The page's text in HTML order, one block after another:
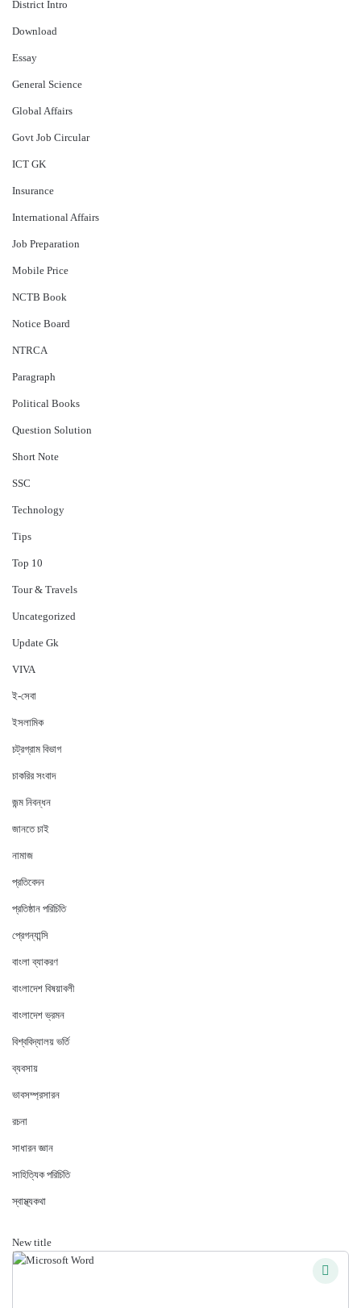
District Intro
Download
Essay
General Science
Global Affairs
Govt Job Circular
ICT GK
Insurance
International Affairs
Job Preparation
Mobile Price
NCTB Book
Notice Board
NTRCA
Paragraph
Political Books
Question Solution
Short Note
‍SSC
Technology
Tips
Top 10
Tour & Travels
Uncategorized
Update Gk
VIVA
ই-সেবা
ইসলামিক
চট্রগ্রাম বিভাগ
চাকরির সংবাদ
জন্ম নিবন্ধন
জানতে চাই
নামাজ
প্রতিবেদন
প্রতিষ্ঠান পরিচিতি
প্রেগন্যান্সি
বাংলা ব্যাকরণ
বাংলাদেশ বিষয়াবলী
বাংলাদেশ ভ্রমন
বিশ্ববিদ্যালয় ভর্তি
ব্যবসায়
ভাবসম্প্রসারন
রচনা
সাধারন জ্ঞান
সাহিত্যিক পরিচিতি
স্বাস্থ্যকথা
New title